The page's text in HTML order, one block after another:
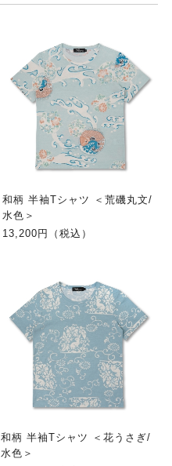
和柄 半袖Tシャツ ＜荒磯丸文/
水色＞
13,200円（税込）
和柄 半袖Tシャツ ＜花うさぎ/
水色＞